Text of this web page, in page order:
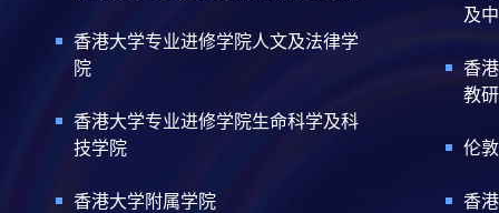
香港大学专业进修学院人文及法律学
院
香港大学专业进修学院生命科学及科
技学院
香港大学附属学院
及
香
教
伦
香